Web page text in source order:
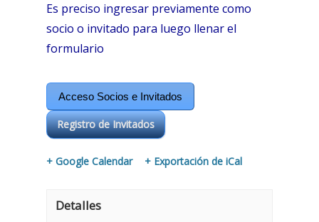
Es preciso ingresar previamente como
socio o invitado para luego llenar el
formulario
Acceso Socios e Invitados
Registro de Invitados
+ Google Calendar + Exportación de iCal
Detalles